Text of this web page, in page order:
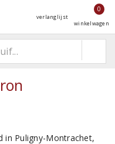
verlanglijst
0
winkelwagen
in Puligny-Montrachet,